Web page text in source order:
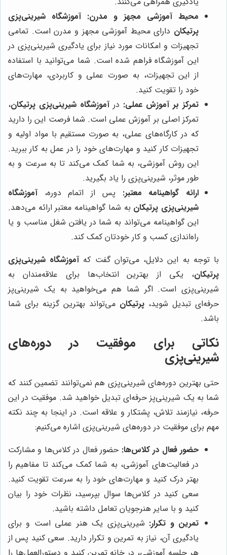
محیط آموزشی مجهز و مدرن: آموزشگاه شیرینی‌پزی
پرتیکان دارای محیط آموزشی مجهز و مدرن است. تمامی
تجهیزات و امکانات مورد نیاز برای یادگیری شیرینی‌پزی در
این آموزشگاه فراهم شده است. شما می‌توانید با استفاده
از این تجهیزات، به صورت عملی و کاربردی، مهارت‌های
خود را تقویت کنید.
تمرکز بر آموزش عملی: درآموزشگاه شیرینی‌پزی پرتیکان،
تمرکز اصلی بر آموزش عملی است. شما فرصت این را دارید
که در کارگاه‌های عملی، به صورت مستقیم با مواد اولیه و
تجهیزات کار کنید و مهارت‌های خود را در عمل به کار ببرید.
این روش آموزشی، به شما کمک می‌کند تا به سرعت و به
طور موثر، شیرینی‌پزی را یاد بگیرید.
ارائه گواهینامه معتبر: پس از اتمام دوره،آموزشگاه
شیرینی‌پزی پرتیکان به شما گواهینامه معتبر ارائه می‌دهد.
این گواهینامه می‌تواند به شما در یافتن شغل مناسب و یا
راه‌اندازی کسب و کار خودتان کمک کند.
با توجه به این دلایل، می‌توان گفت کهآموزشگاه شیرینی‌پزی
پرتیکان، یکی از بهترین انتخاب‌ها برای علاقه‌مندان به
شیرینی‌پزی است. اگر شما هم می‌خواهید به یک شیرینی‌پز
حرفه‌ای تبدیل شوید، پرتیکان می‌تواند بهترین گزینه برای شما
باشد.
نکاتی برای موفقیت در دوره‌های
شیرینی‌پزی
حتی بهترین دوره‌های شیرینی‌پزی هم نمی‌توانند تضمین کنند که
شما به یک شیرینی‌پز حرفه‌ای تبدیل خواهید شد. موفقیت در این
حرفه، نیازمند تلاش، پشتکار و علاقه است. در اینجا به چند نکته
مهم برای موفقیت در دوره‌های شیرینی‌پزی اشاره می‌کنیم:
حضور فعال در کلاس‌ها: حضور فعال در کلاس‌ها و مشارکت
در فعالیت‌های آموزشی، به شما کمک می‌کند تا مفاهیم را
بهتر درک کنید و مهارت‌های خود را به سرعت تقویت کنید.
سعی کنید در کلاس‌ها سوال بپرسید، نظرات خود را بیان
کنید و با سایر هنرجویان تعامل داشته باشید.
تمرین و تکرار: شیرینی‌پزی یک هنر عملی است و برای
یادگیری آن، نیاز به تمرین و تکرار دارید. سعی کنید پس از